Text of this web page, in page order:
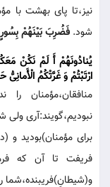
نیز،تا پای بهشت با
شود. فَضُرِبَ بَیْنَهُمْ
یُنادُونَهُمْ أَ لَمْ نَکُنْ
ارْتَبْتُمْ وَ غَرَّتْکُمُ الْأَمانِیُّ
منافقان،مؤمنان
نبودیم،گویند:آری ولی
برای مؤمنان)بودید
فریفت تا آن که
و(شیطانِ)فریبنده،شما